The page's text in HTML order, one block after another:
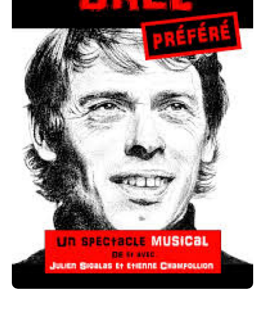
Jacques Brel sur le bout des doigts. Ensemble, après
presque dix ans à reprendre sur scène Renaud, ils
entreprennent de monter ce spectacle où
s'entremêlent puissance et poésie, fulgurance et folie,
douceur et rire.
Guitares, piano, accordéon, ukulélé, permettent une
approche acoustique de Brel tout en respectant
l'oeuvre immense du chanteur bruxellois.
L'interprétation est personnelle mais l'émotion reste
universelle.